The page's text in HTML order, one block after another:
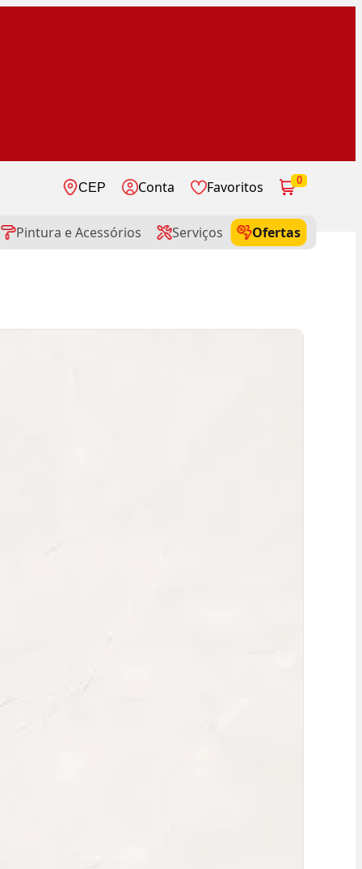
CEP Conta Favoritos 0
Pintura e Acessórios Serviços
Ofertas